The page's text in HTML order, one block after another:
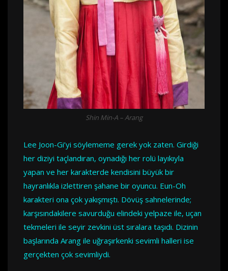
Shin Min-A – Arang
Lee Joon-Gi’yi söylememe gerek yok zaten. Girdiği
her diziyi taçlandıran, oynadığı her rolü layıkıyla
yapan ve her karakterde kendisini büyük bir
hayranlıkla izlettiren şahane bir oyuncu. Eun-Oh
karakteri ona çok yakışmıştı. Dövüş sahnelerinde;
karşısındakilere savurduğu elindeki yelpaze ile, uçan
tekmeleri ile seyir zevkini üst sıralara taşıdı. Dizinin
başlarında Arang ile uğraşırkenki sevimli halleri ise
gerçekten çok sevimliydi.